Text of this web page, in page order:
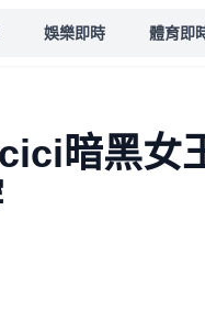
娛樂即時 體育即
暗黑